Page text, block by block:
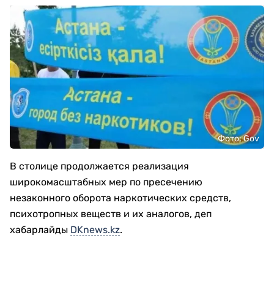
Фото: Gov
В столице продолжается реализация
широкомасштабных мер по пресечению
незаконного оборота наркотических средств,
психотропных веществ и их аналогов, деп
хабарлайды DKnews.kz.